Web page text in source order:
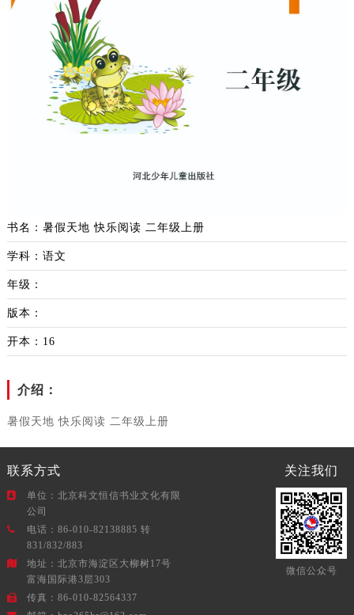
书名：暑假天地 快乐阅读 二年级上册
学科：语文
年级：
版本：
开本：16
介绍：
暑假天地 快乐阅读 二年级上册
联系方式
单位：北京科文恒信书业文化有限
公司
电话：86-010-82138885 转
831/832/883
地址：北京市海淀区大柳树17号
富海国际港3层303
传真：86-010-82564337
关注我们
微信公众号